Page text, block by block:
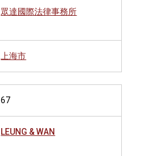
眾達國際法律事務所
上海市
67
LEUNG & WAN